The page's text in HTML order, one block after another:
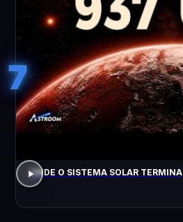
7
ONDE O SISTEMA SOLAR TERMINA